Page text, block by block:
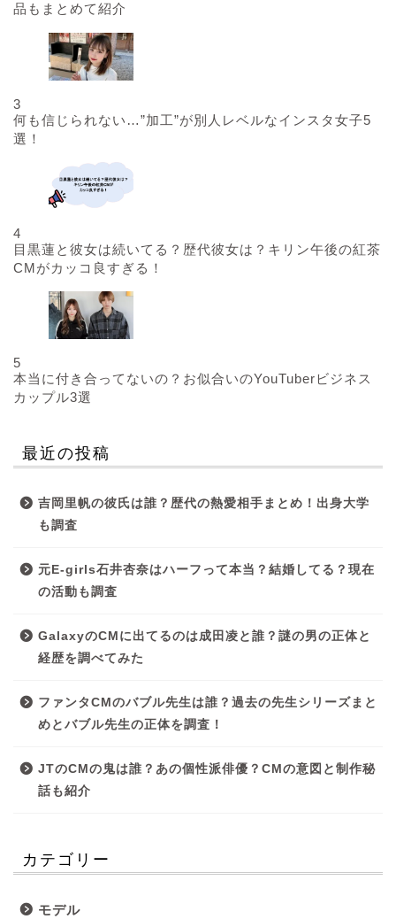
品もまとめて紹介
3
何も信じられない…”加工”が別人レベルなインスタ女子5
選！
4
目黒蓮と彼女は続いてる？歴代彼女は？キリン午後の紅茶
CMがカッコ良すぎる！
5
本当に付き合ってないの？お似合いのYouTuberビジネス
カップル3選
最近の投稿
吉岡里帆の彼氏は誰？歴代の熱愛相手まとめ！出身大学
も調査
元E-girls石井杏奈はハーフって本当？結婚してる？現在
の活動も調査
GalaxyのCMに出てるのは成田凌と誰？謎の男の正体と
経歴を調べてみた
ファンタCMのバブル先生は誰？過去の先生シリーズまと
めとバブル先生の正体を調査！
JTのCMの鬼は誰？あの個性派俳優？CMの意図と制作秘
話も紹介
カテゴリー
モデル